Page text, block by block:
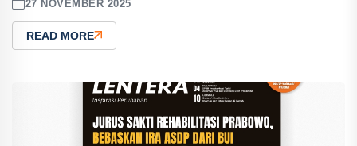
27 NOVEMBER 2025
READ MORE